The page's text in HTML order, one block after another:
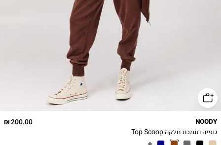
200.00 ₪ NOODY
גוזייה תומכת חלקה Top Scoop